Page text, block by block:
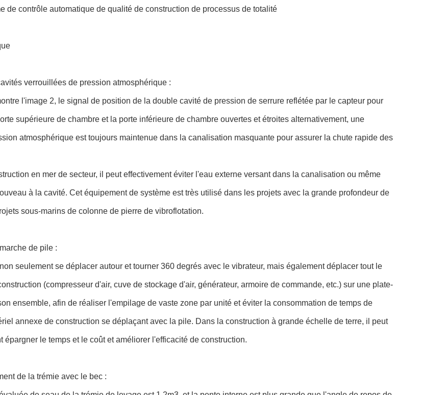
de contrôle automatique de qualité de construction de processus de totalité
verrouillées de pression atmosphérique :
l'image 2, le signal de position de la double cavité de pression de serrure reflétée par le capteur pour
supérieure de chambre et la porte inférieure de chambre ouvertes et étroites alternativement, une
atmosphérique est toujours maintenue dans la canalisation masquante pour assurer la chute rapide des
en mer de secteur, il peut effectivement éviter l'eau externe versant dans la canalisation ou même
à la cavité. Cet équipement de système est très utilisé dans les projets avec la grande profondeur de
sous-marins de colonne de pierre de vibroflotation.
de pile :
seulement se déplacer autour et tourner 360 degrés avec le vibrateur, mais également déplacer tout le
(compresseur d'air, cuve de stockage d'air, générateur, armoire de commande, etc.) sur une plate-
ensemble, afin de réaliser l'empilage de vaste zone par unité et éviter la consommation de temps de
annexe de construction se déplaçant avec la pile. Dans la construction à grande échelle de terre, il peut
épargner le temps et le coût et améliorer l'efficacité de construction.
de la trémie avec le bec :